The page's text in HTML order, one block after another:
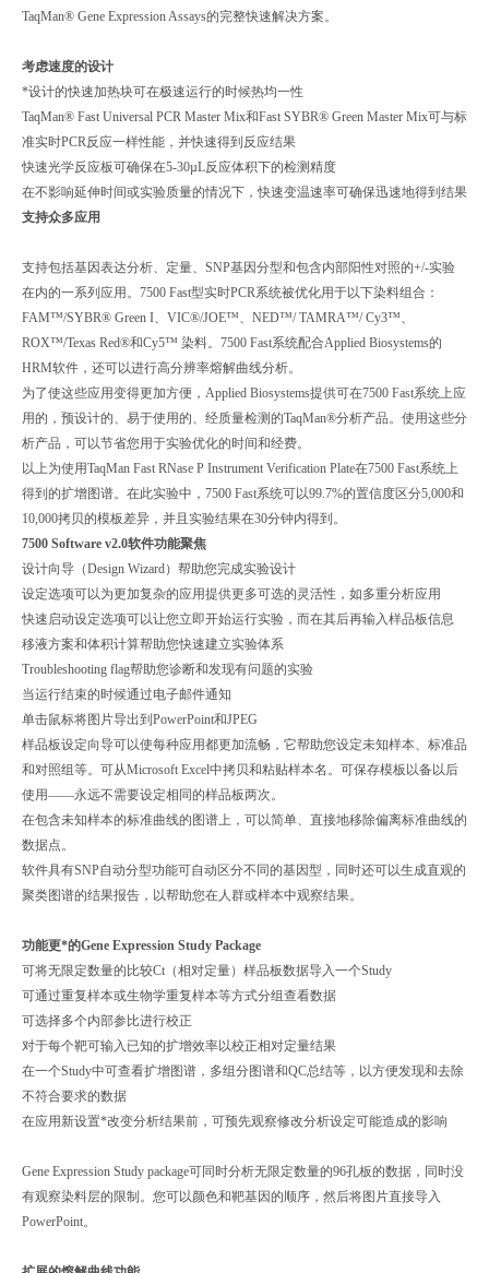
TaqMan® Gene Expression Assays的完整快速解决方案。
考虑速度的设计
*设计的快速加热块可在极速运行的时候热均一性
TaqMan® Fast Universal PCR Master Mix和Fast SYBR® Green Master Mix可与标
准实时PCR反应一样性能，并快速得到反应结果
快速光学反应板可确保在5-30µL反应体积下的检测精度
在不影响延伸时间或实验质量的情况下，快速变温速率可确保迅速地得到结果
支持众多应用
支持包括基因表达分析、定量、SNP基因分型和包含内部阳性对照的+/-实验
在内的一系列应用。7500 Fast型实时PCR系统被优化用于以下染料组合：
FAM™/SYBR® Green I、VIC®/JOE™、NED™/ TAMRA™/ Cy3™、
ROX™/Texas Red®和Cy5™ 染料。7500 Fast系统配合Applied Biosystems的
HRM软件，还可以进行高分辨率熔解曲线分析。
为了使这些应用变得更加方便，Applied Biosystems提供可在7500 Fast系统上应
用的，预设计的、易于使用的、经质量检测的TaqMan®分析产品。使用这些分
析产品，可以节省您用于实验优化的时间和经费。
以上为使用TaqMan Fast RNase P Instrument Verification Plate在7500 Fast系统上
得到的扩增图谱。在此实验中，7500 Fast系统可以99.7%的置信度区分5,000和
10,000拷贝的模板差异，并且实验结果在30分钟内得到。
7500 Software v2.0软件功能聚焦
设计向导（Design Wizard）帮助您完成实验设计
设定选项可以为更加复杂的应用提供更多可选的灵活性，如多重分析应用
快速启动设定选项可以让您立即开始运行实验，而在其后再输入样品板信息
移液方案和体积计算帮助您快速建立实验体系
Troubleshooting flag帮助您诊断和发现有问题的实验
当运行结束的时候通过电子邮件通知
单击鼠标将图片导出到PowerPoint和JPEG
样品板设定向导可以使每种应用都更加流畅，它帮助您设定未知样本、标准品
和对照组等。可从Microsoft Excel中拷贝和粘贴样本名。可保存模板以备以后
使用——永远不需要设定相同的样品板两次。
在包含未知样本的标准曲线的图谱上，可以简单、直接地移除偏离标准曲线的
数据点。
软件具有SNP自动分型功能可自动区分不同的基因型，同时还可以生成直观的
聚类图谱的结果报告，以帮助您在人群或样本中观察结果。
功能更*的Gene Expression Study Package
可将无限定数量的比较Ct（相对定量）样品板数据导入一个Study
可通过重复样本或生物学重复样本等方式分组查看数据
可选择多个内部参比进行校正
对于每个靶可输入已知的扩增效率以校正相对定量结果
在一个Study中可查看扩增图谱，多组分图谱和QC总结等，以方便发现和去除
不符合要求的数据
在应用新设置*改变分析结果前，可预先观察修改分析设定可能造成的影响
Gene Expression Study package可同时分析无限定数量的96孔板的数据，同时没
有观察染料层的限制。您可以颜色和靶基因的顺序，然后将图片直接导入
PowerPoint。